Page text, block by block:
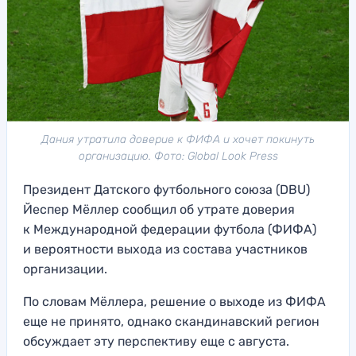
Дания утратила доверие к ФИФА и хочет покинуть
организацию. Фото: Global Look Press
Президент Датского футбольного союза (DBU)
Йеспер Мёллер сообщил об утрате доверия
к Международной федерации футбола (ФИФА)
и вероятности выхода из состава участников
организации.
По словам Мёллера, решение о выходе из ФИФА
еще не принято, однако скандинавский регион
обсуждает эту перспективу еще с августа.